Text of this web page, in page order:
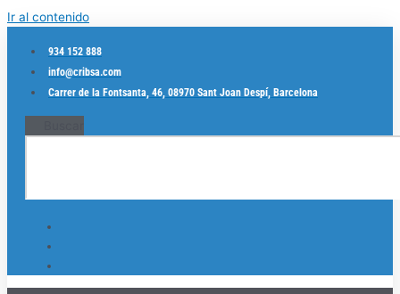
Ir al contenido
934 152 888
info@cribsa.com
Carrer de la Fontsanta, 46, 08970 Sant Joan Despí, Barcelona